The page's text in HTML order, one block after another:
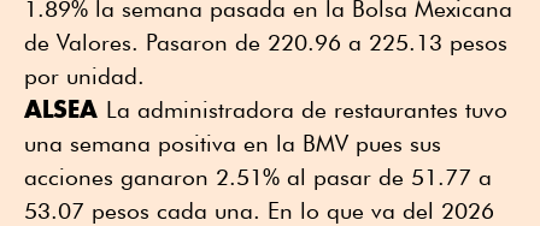
1.89% la semana pasada en la Bolsa Mexicana
de Valores. Pasaron de 220.96 a 225.13 pesos
por unidad.
ALSEA La administradora de restaurantes tuvo
una semana positiva en la BMV pues sus
acciones ganaron 2.51% al pasar de 51.77 a
53.07 pesos cada una. En lo que va del 2026